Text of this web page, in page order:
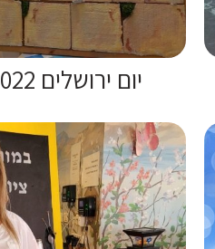
יום ירושלים 2022 בנאות השרון